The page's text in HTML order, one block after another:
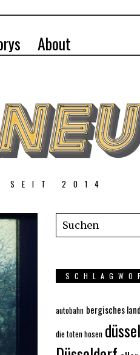
About
SEIT 2014
autobahn bergisches land
die toten hosen düssel